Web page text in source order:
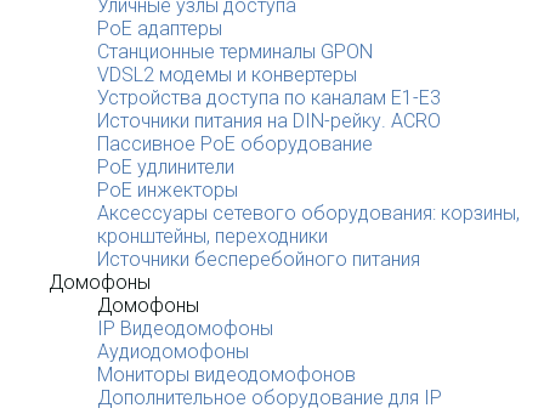
Уличные узлы доступа
PoE адаптеры
Станционные терминалы GPON
VDSL2 модемы и конвертеры
Устройства доступа по каналам E1-E3
Источники питания на DIN-рейку. ACRO
Пассивное PoE оборудование
PoE удлинители
PoE инжекторы
Аксессуары сетевого оборудования: корзины,
кронштейны, переходники
Источники бесперебойного питания
Домофоны
Домофоны
IP Видеодомофоны
Аудиодомофоны
Мониторы видеодомофонов
Дополнительное оборудование для IP